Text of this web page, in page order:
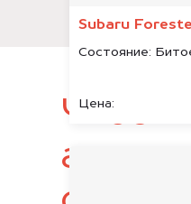
Subaru
Состояние:
Цена:
Чтобы